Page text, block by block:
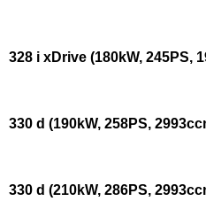
328 i xDrive (180kW, 245PS,
330 d (190kW, 258PS,
330 d (210kW, 286PS,